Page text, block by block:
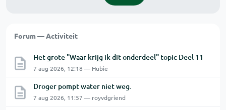
Forum — Activiteit
Het grote "Waar krijg ik dit onderdeel" topic Deel 11
7 aug 2026, 12:18 — Hubie
Droger pompt water niet weg.
7 aug 2026, 11:57 — royvdgriend